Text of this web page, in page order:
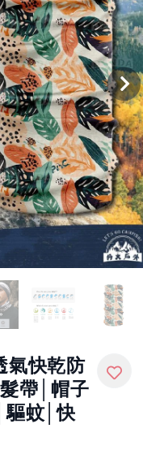
氣快乾防
帶│帽子
驅蚊│快